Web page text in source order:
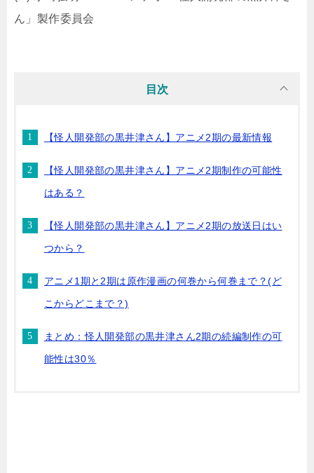
ん」製作委員会
目次
【怪人開発部の黒井津さん】アニメ2期の最新情報
【怪人開発部の黒井津さん】アニメ2期制作の可能性
はある？
【怪人開発部の黒井津さん】アニメ2期の放送日はい
つから？
アニメ1期と2期は原作漫画の何巻から何巻まで？(ど
こからどこまで？)
まとめ：怪人開発部の黒井津さん2期の続編制作の可
能性は30％